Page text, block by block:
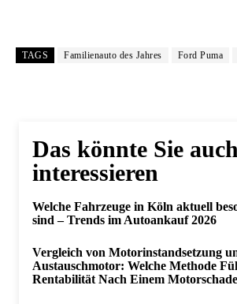
TAGS Familienauto des Jahres Ford Puma
Das könnte Sie auch
interessieren
Welche Fahrzeuge in Köln aktuell
sind – Trends im Autoankauf 2026
Vergleich von Motorinstandsetzung
Austauschmotor: Welche Methode
Rentabilität Nach Einem